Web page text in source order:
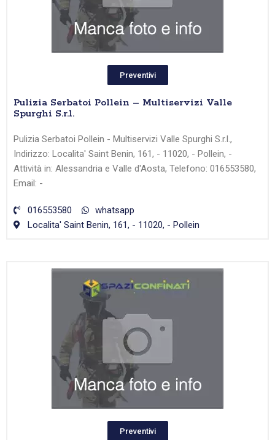
Preventivi
Pulizia Serbatoi Pollein – Multiservizi Valle
Spurghi S.r.l.
Pulizia Serbatoi Pollein - Multiservizi Valle Spurghi S.r.l.,
Indirizzo: Localita' Saint Benin, 161, - 11020, - Pollein, -
Attività in: Alessandria e Valle d'Aosta, Telefono: 016553580,
Email: -
016553580
whatsapp
Localita' Saint Benin, 161, - 11020, - Pollein
Preventivi